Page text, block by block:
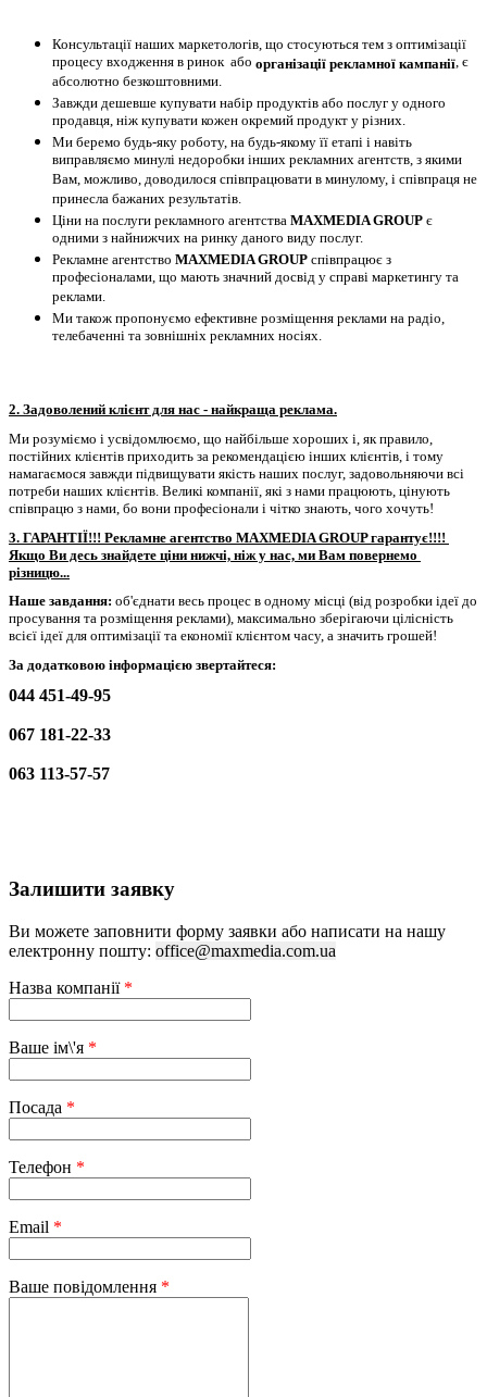
Консультації наших маркетологів, що стосуються тем з оптимізації
процесу входження в ринок  або організації рекламної кампанії, є
абсолютно безкоштовними.
Завжди дешевше купувати набір продуктів або послуг у одного
продавця, ніж купувати кожен окремий продукт у різних.
Ми беремо будь-яку роботу, на будь-якому її етапі і навіть
виправляємо минулі недоробки інших рекламних агентств, з якими
Вам, можливо, доводилося співпрацювати в минулому, і співпраця не
принесла бажаних результатів.
Ціни на послуги рекламного агентства MAXMEDIA GROUP є
одними з найнижчих на ринку даного виду послуг.
Рекламне агентство MAXMEDIA GROUP співпрацює з
професіоналами, що мають значний досвід у справі маркетингу та
реклами.
Ми також пропонуємо ефективне розміщення реклами на радіо,
телебаченні та зовнішніх рекламних носіях.
2. Задоволений клієнт для нас - найкраща реклама.
Ми розуміємо і усвідомлюємо, що найбільше хороших і, як правило,
постійних клієнтів приходить за рекомендацією інших клієнтів, і тому
намагаємося завжди підвищувати якість наших послуг, задовольняючи всі
потреби наших клієнтів. Великі компанії, які з нами працюють, цінують
співпрацю з нами, бо вони професіонали і чітко знають, чого хочуть!
3. ГАРАНТІЇ!!! Рекламне агентство MAXMEDIA GROUP гарантує!!!!
Якщо Ви десь знайдете ціни нижчі, ніж у нас, ми Вам повернемо
різницю...
Наше завдання: об'єднати весь процес в одному місці (від розробки ідеї до
просування та розміщення реклами), максимально зберігаючи цілісність
всієї ідеї для оптимізації та економії клієнтом часу, а значить грошей!
За додатковою інформацією звертайтеся:
044 451-49-95
067 181-22-33
063 113-57-57
Залишити заявку
Ви можете заповнити форму заявки або написати на нашу
електронну пошту: office@maxmedia.com.ua
Назва компанії *
Ваше ім\'я *
Посада *
Телефон *
Email *
Ваше повідомлення *